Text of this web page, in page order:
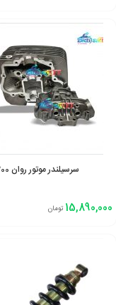
سرسیلندر موتور روان 200
15,890,000 تومان